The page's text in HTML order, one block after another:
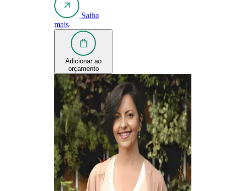
Saiba
mais
Adicionar ao
orçamento